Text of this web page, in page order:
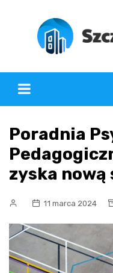
Poradnia
zyska nową
11 marca 2024